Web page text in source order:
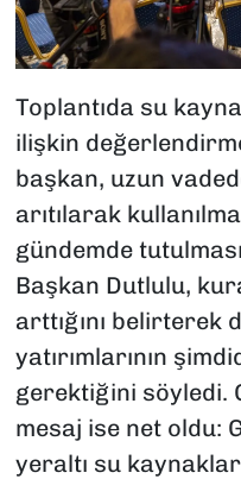
Toplantıda su
ilişkin
başkan, uzun
arıtılarak
gündemde
Başkan Dutlulu,
arttığını belirterek
yatırımlarının
gerektiğini söyledi.
mesaj ise net oldu:
yeraltı su